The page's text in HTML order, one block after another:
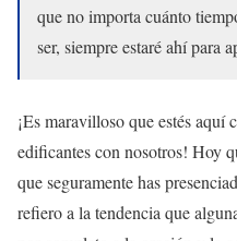
que no importa cuánto
ser, siempre estaré ahí para
¡Es maravilloso que estés aquí
edificantes con nosotros! Hoy
que seguramente has
refiero a la tendencia que